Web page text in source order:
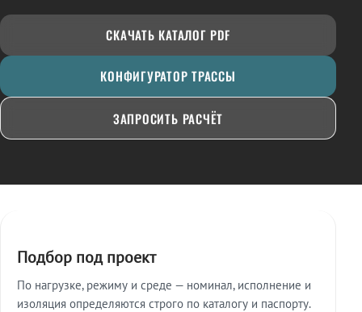
СКАЧАТЬ КАТАЛОГ PDF
КОНФИГУРАТОР ТРАССЫ
ЗАПРОСИТЬ РАСЧЁТ
Подбор под проект
По нагрузке, режиму и среде — номинал, исполнение и
изоляция определяются строго по каталогу и паспорту.